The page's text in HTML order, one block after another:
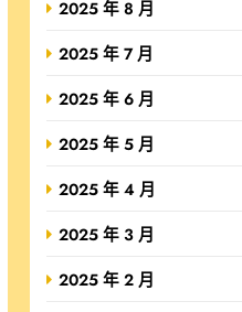
2025 年 8 月
2025 年 7 月
2025 年 6 月
2025 年 5 月
2025 年 4 月
2025 年 3 月
2025 年 2 月